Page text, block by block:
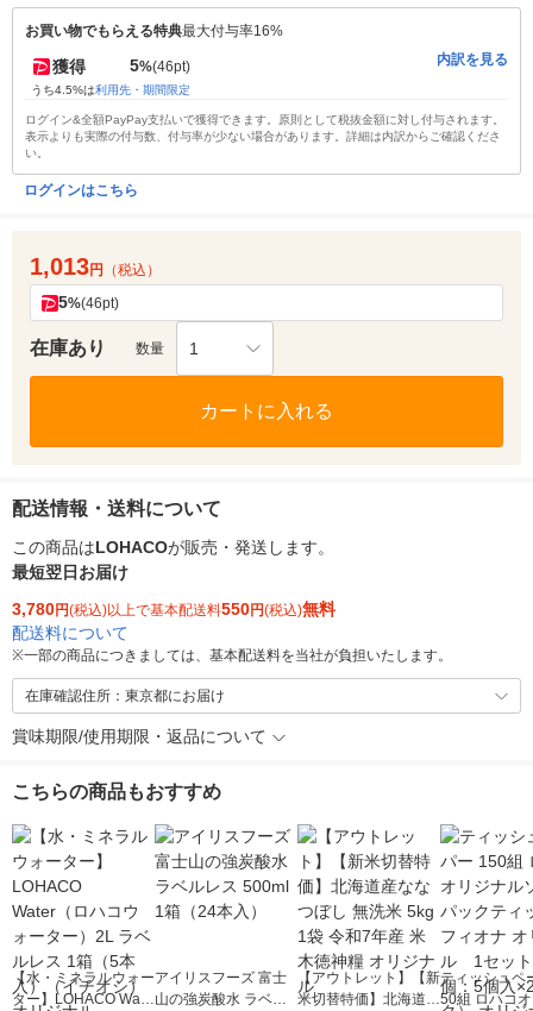
お買い物でもらえる特典最大付与率16%
獲得 5%(46pt)
うち4.5%は利用先・期間限定
内訳を見る
ログイン&全額PayPay支払いで獲得できます。原則として税抜金額に対し付与されます。
表示よりも実際の付与数、付与率が少ない場合があります。詳細は内訳からご確認くださ
い。
ログインはこちら
1,013円 （税込）
5%(46pt)
在庫あり 数量 1
カートに入れる
配送情報・送料について
この商品はLOHACOが販売・発送します。
最短翌日お届け
3,780円(税込)以上で基本配送料550円(税込)無料
配送料について
※一部の商品につきましては、基本配送料を当社が負担いたします。
在庫確認住所：東京都にお届け
賞味期限/使用期限・返品について
こちらの商品もおすすめ
【水・ミネラルウォー
ター】LOHACO Wate
アイリスフーズ 富士
山の強炭酸水 ラベル
【アウトレット】【新
米切替特価】北海道産
ティッシュペ
50組 ロハコ